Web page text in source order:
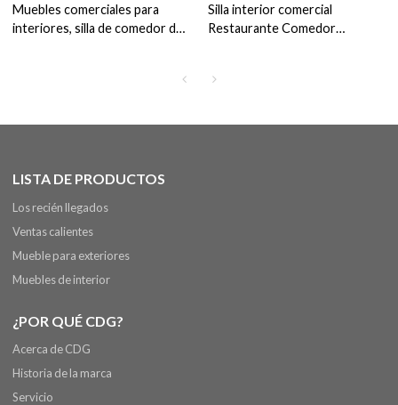
Muebles comerciales para
interiores, silla de comedor de
Silla interior comercial
Restaurante Comedor
LISTA DE PRODUCTOS
Los recién llegados
Ventas calientes
Mueble para exteriores
Muebles de interior
¿POR QUÉ CDG?
Acerca de CDG
Historia de la marca
Servicio